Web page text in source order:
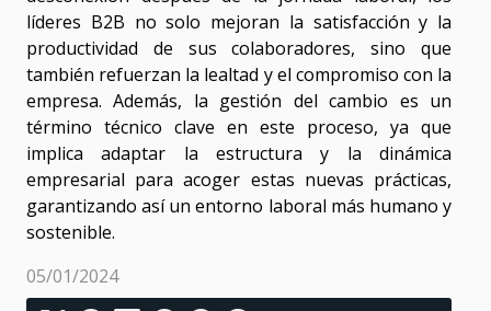
líderes B2B no solo mejoran la satisfacción y la
productividad de sus colaboradores, sino que
también refuerzan la lealtad y el compromiso con la
empresa. Además, la gestión del cambio es un
término técnico clave en este proceso, ya que
implica adaptar la estructura y la dinámica
empresarial para acoger estas nuevas prácticas,
garantizando así un entorno laboral más humano y
sostenible.
05/01/2024